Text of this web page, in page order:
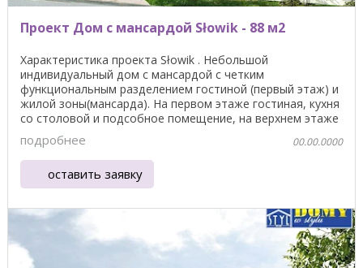
Проект Дом с мансардой Słowik - 88 м2
Характеристика проекта Słowik . Небольшой
индивидуальный дом с мансардой с четким
функциональным разделением гостиной (первый этаж) и
жилой зоны(мансарда). На первом этаже гостиная, кухня
со столовой и подсобное помещение, на верхнем этаже
находятся ...
подробнее 00.00.0000
оставить заявку